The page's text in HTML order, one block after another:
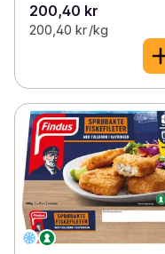
200,40 kr
200,40 kr /kg